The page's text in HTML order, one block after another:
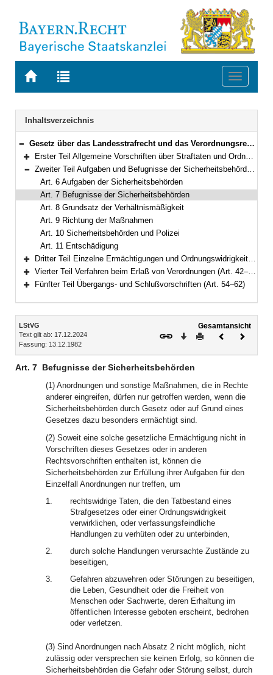
Zur
BAYERN.RECHT
Zur
letzten
Suche
Toggle
Navigation
Inhaltsverzeichnis
Bereich reduzieren
Gesetz über das Landesstrafrecht und das Verordnungsrecht auf dem Gebiet der öffentlichen Sicherheit und Ordnung (Landesstraf- und Verordnungsgesetz – LStVG) in der Fassung der Bekanntmachung vom 13. Dezember 1982 (BayRS II S. 241) BayRS 2011-2-I (Art. 1–62)
Bereich erweitern
Erster Teil Allgemeine Vorschriften über Straftaten und Ordnungswidrigkeiten (Art. 1–5)
Bereich reduzieren
Zweiter Teil Aufgaben und Befugnisse der Sicherheitsbehörden; Entschädigung (Art. 6–11)
Art. 6 Aufgaben der Sicherheitsbehörden
Art. 7 Befugnisse der Sicherheitsbehörden
Art. 8 Grundsatz der Verhältnismäßigkeit
Art. 9 Richtung der Maßnahmen
Art. 10 Sicherheitsbehörden und Polizei
Art. 11 Entschädigung
Bereich erweitern
Dritter Teil Einzelne Ermächtigungen und Ordnungswidrigkeiten (Art. 12–41)
Bereich erweitern
Vierter Teil Verfahren beim Erlaß von Verordnungen (Art. 42–53)
Fünfter Teil Übergangs- und Schlußvorschriften (Art. 54–62)
Inhalt
LStVG
Text gilt ab: 17.12.2024
Fassung: 13.12.1982
Gesamtansicht
Download
DruckenVorheriges
Art. 7 Befugnisse der Sicherheitsbehörden
(1) Anordnungen und sonstige Maßnahmen, die in Rechte
anderer eingreifen, dürfen nur getroffen werden, wenn die
Sicherheitsbehörden durch Gesetz oder auf Grund eines
Gesetzes dazu besonders ermächtigt sind.
(2) Soweit eine solche gesetzliche Ermächtigung nicht in
Vorschriften dieses Gesetzes oder in anderen
Rechtsvorschriften enthalten ist, können die
Sicherheitsbehörden zur Erfüllung ihrer Aufgaben für den
Einzelfall Anordnungen nur treffen, um
1.
rechtswidrige Taten, die den Tatbestand eines
Strafgesetzes oder einer Ordnungswidrigkeit
verwirklichen, oder verfassungsfeindliche
Handlungen zu verhüten oder zu unterbinden,
2.
durch solche Handlungen verursachte Zustände zu
beseitigen,
3.
Gefahren abzuwehren oder Störungen zu beseitigen,
die Leben, Gesundheit oder die Freiheit von
Menschen oder Sachwerte, deren Erhaltung im
öffentlichen Interesse geboten erscheint, bedrohen
oder verletzen.
(3) Sind Anordnungen nach Absatz 2 nicht möglich, nicht
zulässig oder versprechen sie keinen Erfolg, so können die
Sicherheitsbehörden die Gefahr oder Störung selbst, durch